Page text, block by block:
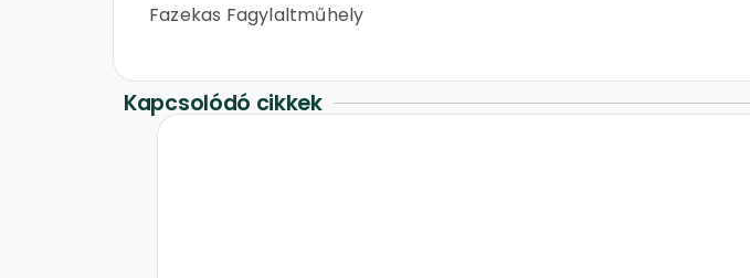
Fazekas Fagylaltműhely
Kapcsolódó cikkek